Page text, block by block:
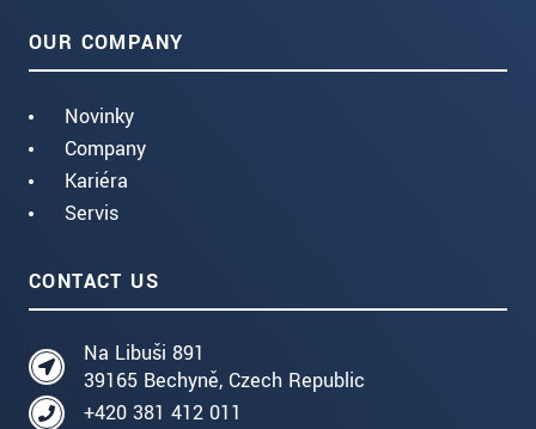
OUR COMPANY
Novinky
Company
Kariéra
Servis
CONTACT US
Na Libuši 891
39165 Bechyně, Czech Republic
+420 381 412 011